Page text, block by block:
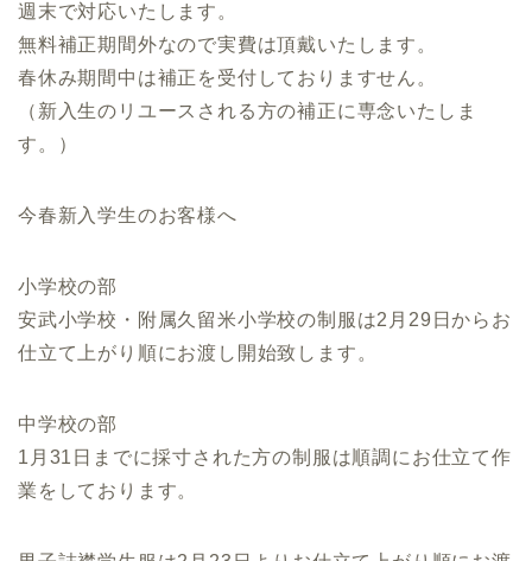
週末で対応いたします。
無料補正期間外なので実費は頂戴いたします。
春休み期間中は補正を受付しておりますせん。
（新入生のリユースされる方の補正に専念いたしま
す。）
今春新入学生のお客様へ
小学校の部
安武小学校・附属久留米小学校の制服は2月29日からお
仕立て上がり順にお渡し開始致します。
中学校の部
1月31日までに採寸された方の制服は順調にお仕立て作
業をしております。